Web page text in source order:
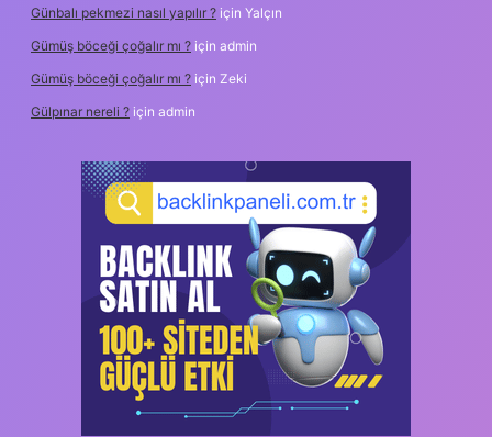
Günbalı pekmezi nasıl yapılır ? için Yalçın
Gümüş böceği çoğalır mı ? için admin
Gümüş böceği çoğalır mı ? için Zeki
Gülpınar nereli ? için admin